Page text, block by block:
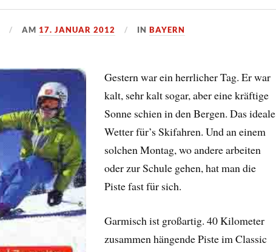
AM 17. JANUAR 2012 INBAYERN
Gestern war ein herrlicher Tag. Er war
kalt, sehr kalt sogar, aber eine kräftige
Sonne schien in den Bergen. Das ideale
Wetter für’s Skifahren. Und an einem
solchen Montag, wo andere arbeiten
oder zur Schule gehen, hat man die
Piste fast für sich.
Garmisch ist großartig. 40 Kilometer
zusammen hängende Piste im Classic